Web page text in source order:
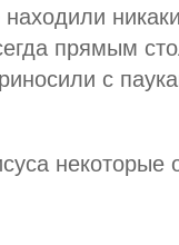
прямым
с